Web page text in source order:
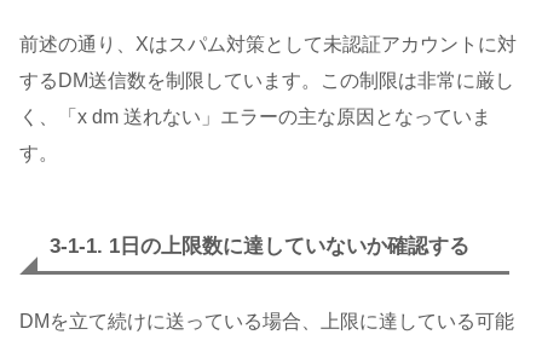
前述の通り、Xはスパム対策として未認証アカウントに対
するDM送信数を制限しています。この制限は非常に厳し
く、「x dm 送れない」エラーの主な原因となっていま
す。
3-1-1. 1日の上限数に達していないか確認する
DMを立て続けに送っている場合、上限に達している可能